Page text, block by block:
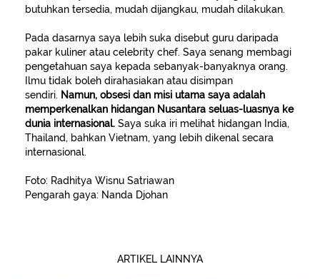
butuhkan tersedia, mudah dijangkau, mudah dilakukan.
Pada dasarnya saya lebih suka disebut guru daripada
pakar kuliner atau celebrity chef. Saya senang membagi
pengetahuan saya kepada sebanyak-banyaknya orang.
Ilmu tidak boleh dirahasiakan atau disimpan
sendiri. Namun, obsesi dan misi utama saya adalah
memperkenalkan hidangan Nusantara seluas-luasnya ke
dunia internasional. Saya suka iri melihat hidangan India,
Thailand, bahkan Vietnam, yang lebih dikenal secara
internasional.
Foto: Radhitya Wisnu Satriawan
Pengarah gaya: Nanda Djohan
ARTIKEL LAINNYA